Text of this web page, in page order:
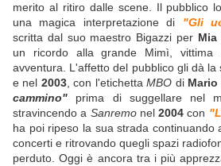
merito al ritiro dalle scene. Il pubblico
una magica interpretazione di "Gli
scritta dal suo maestro Bigazzi per Mia
un ricordo alla grande Mimì, vittima
avventura. L'affetto del pubblico gli dà
e nel 2003, con l'etichettaMBO di Mario
cammino" prima di suggellare nel
stravincendo a Sanremonel 2004 con
ha poi ripeso la sua strada continuando
concerti e ritrovando quegli spazi
perduto. Oggi è ancora tra i più